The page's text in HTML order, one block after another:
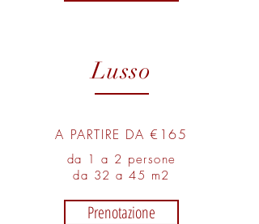
Lusso
A PARTIRE DA €165
da 1 a 2 persone
da 32 a 45 m2
Prenotazione